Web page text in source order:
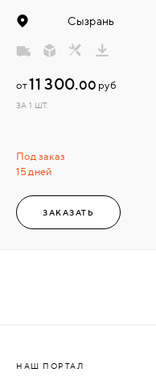
Сызрань
Под заказ
15 дней
от11 300.00 руб
ЗА 1 ШТ.
ЗАКАЗАТЬ
НАШ ПОРТАЛ